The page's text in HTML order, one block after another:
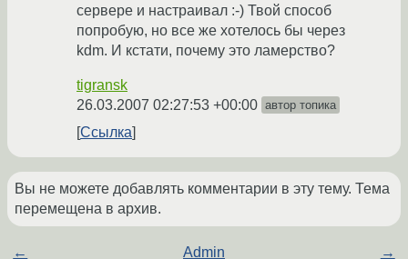
сервере и настраивал :-) Твой способ
попробую, но все же хотелось бы через
kdm. И кстати, почему это ламерство?
tigransk
26.03.2007 02:27:53 +00:00 автор топика
Ссылка
Вы не можете добавлять комментарии в эту тему. Тема
перемещена в архив.
← Admin →